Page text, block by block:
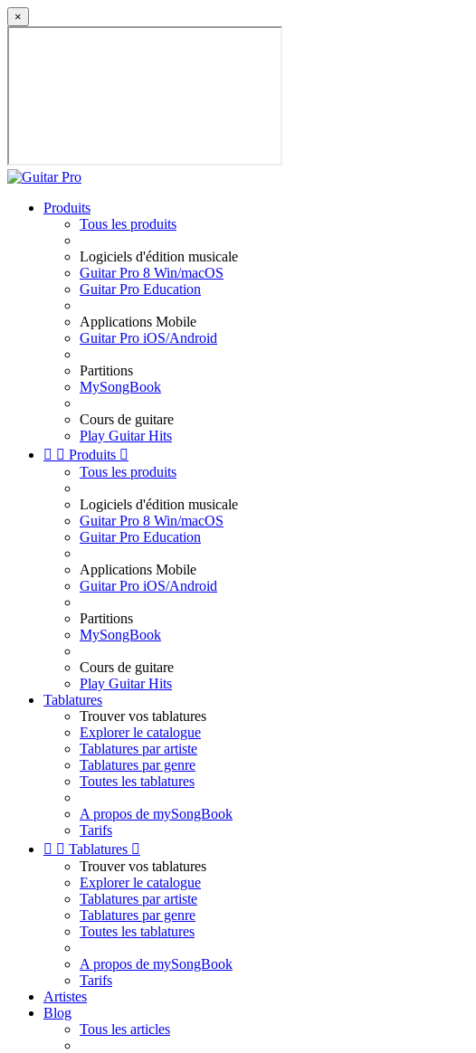
×
Produits
Tous les produits
Logiciels d'édition musicale
Guitar Pro 8 Win/macOS
Guitar Pro Education
Applications Mobile
Guitar Pro iOS/Android
Partitions
MySongBook
Cours de guitare
Play Guitar Hits
  Produits 
Tous les produits
Logiciels d'édition musicale
Guitar Pro 8 Win/macOS
Guitar Pro Education
Applications Mobile
Guitar Pro iOS/Android
Partitions
MySongBook
Cours de guitare
Play Guitar Hits
Tablatures
Trouver vos tablatures
Explorer le catalogue
Tablatures par artiste
Tablatures par genre
Toutes les tablatures
A propos de mySongBook
Tarifs
  Tablatures 
Trouver vos tablatures
Explorer le catalogue
Tablatures par artiste
Tablatures par genre
Toutes les tablatures
A propos de mySongBook
Tarifs
Artistes
Blog
Tous les articles